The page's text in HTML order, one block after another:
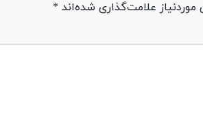
علامت‌گذاری شده‌اند *